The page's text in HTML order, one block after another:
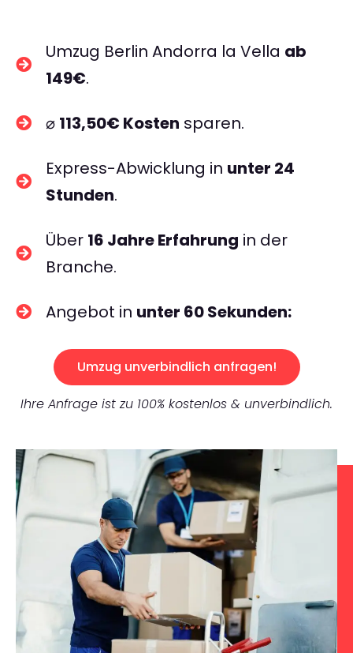
Umzug Berlin Andorra la Vella ab
149€.
⌀ 113,50€ Kosten sparen.
Express-Abwicklung in unter 24
Stunden.
Über 16 Jahre Erfahrung in der
Branche.
Angebot in unter 60 Sekunden:
Umzug unverbindlich anfragen!
Ihre Anfrage ist zu 100% kostenlos & unverbindlich.